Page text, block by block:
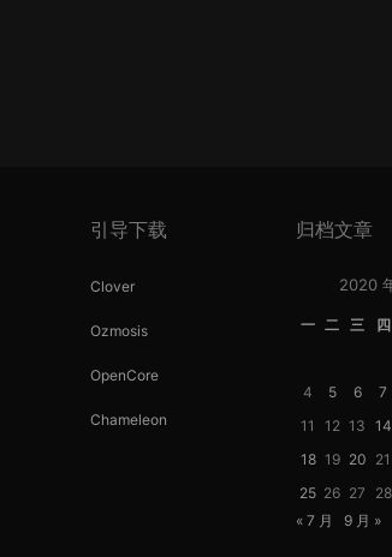
引导下载
Clover
Ozmosis
OpenCore
Chameleon
归档文章
2020
一 二 三 四
4
5 6 7
11
12 13 14
18 19 20 21
25 26 27 28
« 7 月
9 月 »